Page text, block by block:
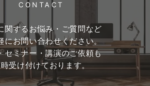
CONTACT
関するお悩み・ご質問など
にお問い合わせください。
セミナー・講演のご依頼も
受け付けております。